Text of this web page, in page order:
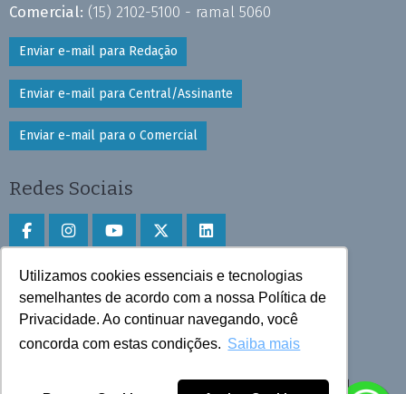
Utilizamos cookies essenciais e tecnologias
semelhantes de acordo com a nossa Política de
Privacidade. Ao continuar navegando, você
concorda com estas condições. Saiba mais
Comercial: (15) 2102-5100 - ramal 5060
Enviar e-mail para Redação
Enviar e-mail para Central/Assinante
Enviar e-mail para o Comercial
Redes Sociais
Faça download do aplicativo
Play Store e App Store
Todos os direitos reservados © 2025 Cruzeiro do Sul